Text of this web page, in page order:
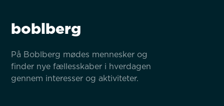
boblberg
På Boblberg mødes mennesker og
finder nye fællesskaber i hverdagen
gennem interesser og aktiviteter.